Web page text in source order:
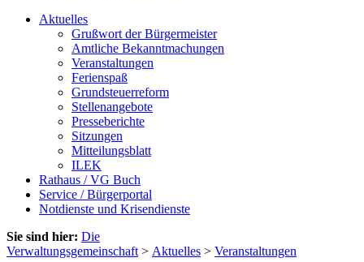
Aktuelles
Grußwort der Bürgermeister
Amtliche Bekanntmachungen
Veranstaltungen
Ferienspaß
Grundsteuerreform
Stellenangebote
Presseberichte
Sitzungen
Mitteilungsblatt
ILEK
Rathaus / VG Buch
Service / Bürgerportal
Notdienste und Krisendienste
Sie sind hier: Die
Verwaltungsgemeinschaft > Aktuelles > Veranstaltungen